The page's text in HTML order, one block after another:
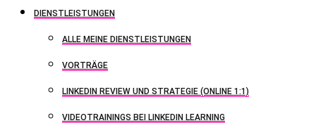
DIENSTLEISTUNGEN
ALLE MEINE DIENSTLEISTUNGEN
VORTRÄGE
LINKEDIN REVIEW UND STRATEGIE (ONLINE 1:1)
VIDEOTRAININGS BEI LINKEDIN LEARNING